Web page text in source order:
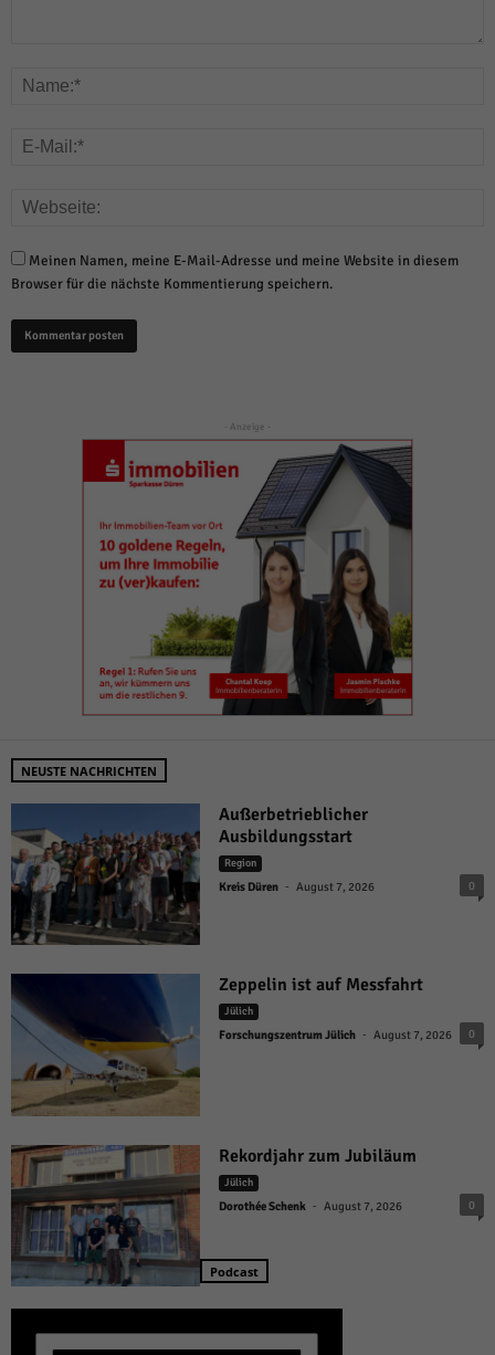
Meinen Namen, meine E-Mail-Adresse und meine Website in diesem
Browser für die nächste Kommentierung speichern.
- Anzeige -
NEUSTE NACHRICHTEN
Außerbetrieblicher
Ausbildungsstart
Region
Kreis Düren - August 7, 2026 0
Zeppelin ist auf Messfahrt
Jülich
Forschungszentrum Jülich - August 7, 2026 0
Rekordjahr zum Jubiläum
Jülich
Dorothée Schenk - August 7, 2026 0
Podcast